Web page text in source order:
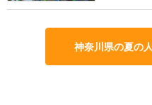
神奈川県の夏の